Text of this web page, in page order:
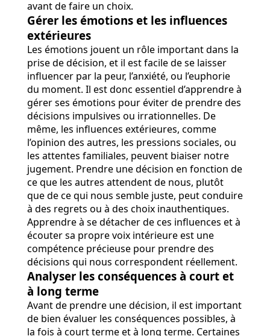
avant de faire un choix.
Gérer les émotions et les influences
extérieures
Les émotions jouent un rôle important dans la
prise de décision, et il est facile de se laisser
influencer par la peur, l’anxiété, ou l’euphorie
du moment. Il est donc essentiel d’apprendre à
gérer ses émotions pour éviter de prendre des
décisions impulsives ou irrationnelles. De
même, les influences extérieures, comme
l’opinion des autres, les pressions sociales, ou
les attentes familiales, peuvent biaiser notre
jugement. Prendre une décision en fonction de
ce que les autres attendent de nous, plutôt
que de ce qui nous semble juste, peut conduire
à des regrets ou à des choix inauthentiques.
Apprendre à se détacher de ces influences et à
écouter sa propre voix intérieure est une
compétence précieuse pour prendre des
décisions qui nous correspondent réellement.
Analyser les conséquences à court et
à long terme
Avant de prendre une décision, il est important
de bien évaluer les conséquences possibles, à
la fois à court terme et à long terme. Certaines